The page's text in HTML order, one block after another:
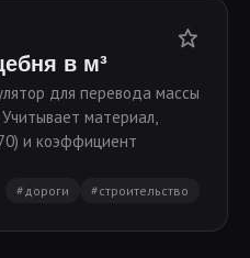
в м³
для перевода массы
материал,
и коэффициент
#дороги #строительство